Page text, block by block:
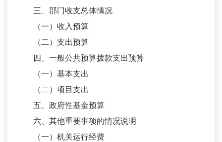
三、部门收支总体情况
（一）收入预算
（二）支出预算
四、一般公共预算拨款支出预算
（一）基本支出
（二）项目支出
五、政府性基金预算
六、其他重要事项的情况说明
（一）机关运行经费